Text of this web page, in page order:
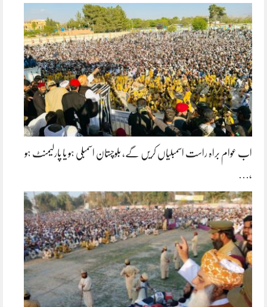
اب عوام براہ راست اسمبلیاں کریں گے، بلوچستان اسمبلی ہو یا پارلیمنٹ ہو
،…